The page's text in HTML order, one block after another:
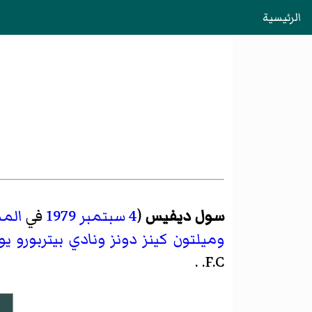
الرئيسية
سول ديفيس(4 سبتمبر 1979 في
وميلتون كينز دونز ونادي بيتربورو
F.C.
.